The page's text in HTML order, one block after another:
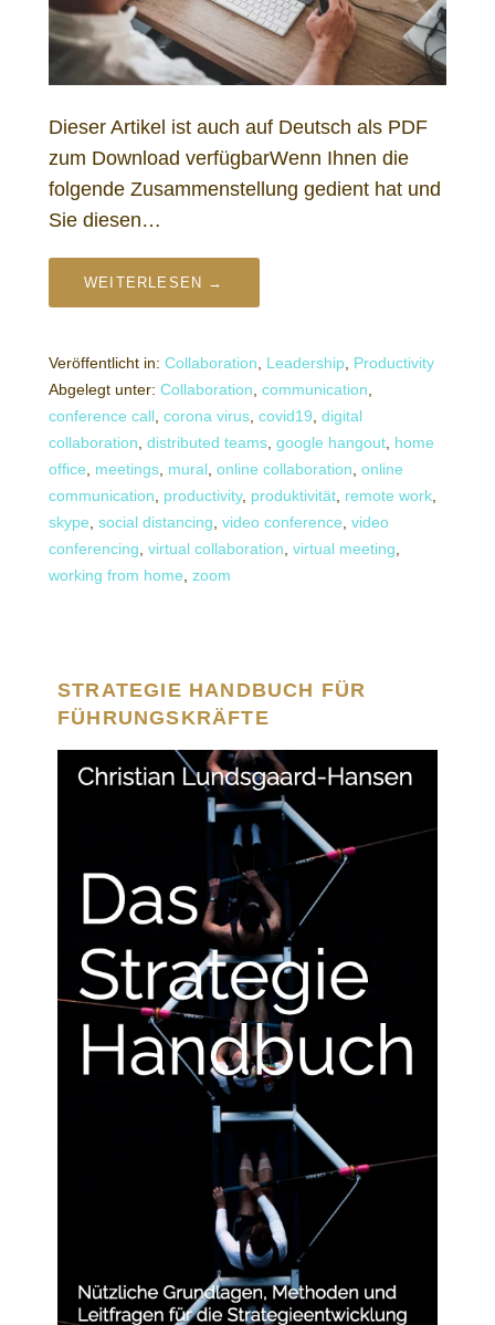
Dieser Artikel ist auch auf Deutsch als PDF
zum Download verfügbarWenn Ihnen die
folgende Zusammenstellung gedient hat und
Sie diesen…
WEITERLESEN →
Veröffentlicht in: Collaboration Leadership Productivity
Abgelegt unter: Collaboration communication
conference call corona virus covid19 digital
collaboration distributed teams google hangout home
office
meetings mural online collaboration online
communication
productivity, produktivität remote work
skype social distancing video conference video
conferencing virtual collaboration virtual meeting
working from home zoom
STRATEGIE HANDBUCH FÜR
FÜHRUNGSKRÄFTE